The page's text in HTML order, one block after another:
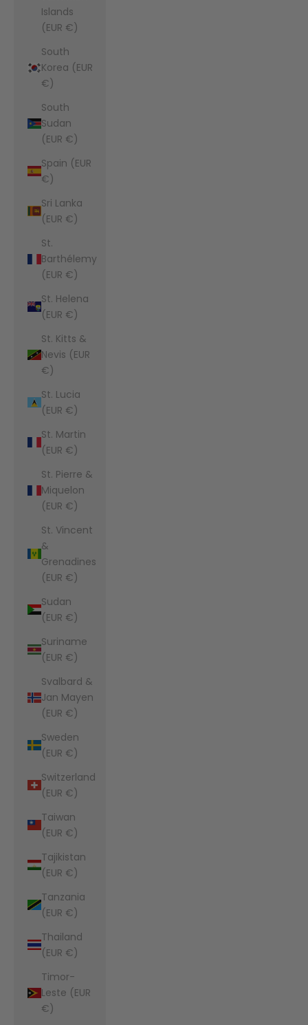
Islands
(EUR €)
South
Korea (EUR
€)
South
Sudan
(EUR €)
Spain (EUR
€)
Sri Lanka
(EUR €)
St.
Barthélemy
(EUR €)
St. Helena
(EUR €)
St. Kitts &
Nevis (EUR
€)
St. Lucia
(EUR €)
St. Martin
(EUR €)
St. Pierre &
Miquelon
(EUR €)
St. Vincent
&
Grenadines
(EUR €)
Sudan
(EUR €)
Suriname
(EUR €)
Svalbard &
Jan Mayen
(EUR €)
Sweden
(EUR €)
Switzerland
(EUR €)
Taiwan
(EUR €)
Tajikistan
(EUR €)
Tanzania
(EUR €)
Thailand
(EUR €)
Timor-
Leste (EUR
€)